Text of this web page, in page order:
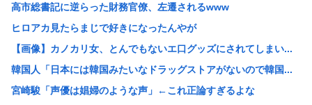
【画像】X民さん「ニンニクが青い！こんなの食えない！」
【悲報】楽しんごさん、清水良太郎さんとの“過去の因縁”を...
【衝撃】元ジャンポケ斉藤慎二被告の判決を堀江貴文さんが予...
【速報】北朝鮮が日本海に向けてミサイル発射
【悲報】高市首相の“個人的なSNS投稿”で習近平ブチギレ...
高市総書記に逆らった財務官僚、左遷されるwww
ヒロアカ見たらまじで好きになったんやが
【画像】カノカリ女、とんでもないエ口グッズにされてしまい...
韓国人「日本には韓国みたいなドラッグストアがないので韓国...
宮崎駿「声優は娼婦のような声」←これ正論すぎるよな